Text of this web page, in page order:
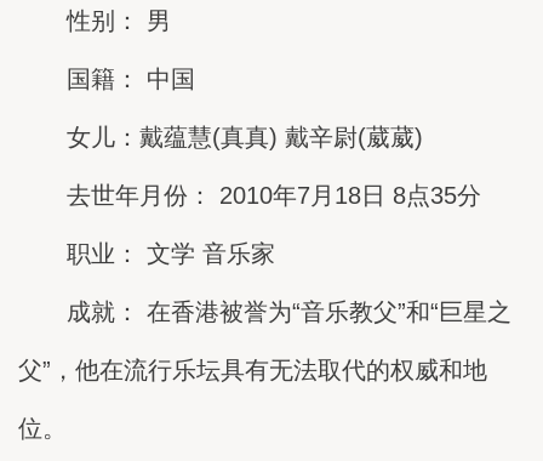
性别： 男
国籍： 中国
女儿：戴蕴慧(真真) 戴辛尉(葳葳)
去世年月份： 2010年7月18日 8点35分
职业： 文学 音乐家
成就： 在香港被誉为“音乐教父”和“巨星之
父”，他在流行乐坛具有无法取代的权威和地
位。